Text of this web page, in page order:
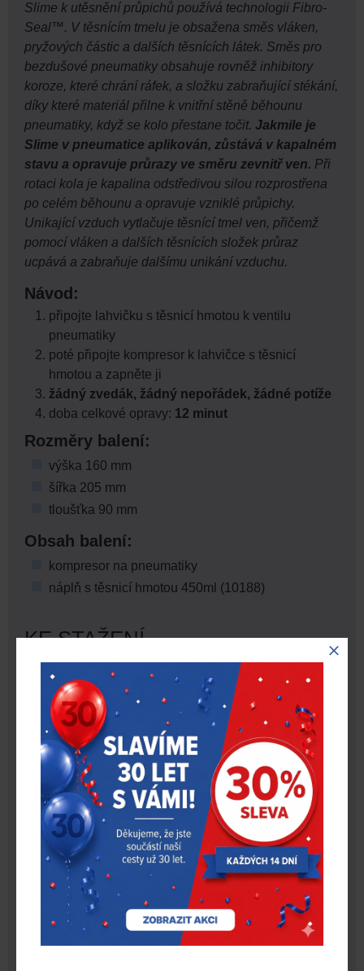
Slime k utěsnění průpichů používá technologii Fibro-
Seal™. V těsnícím tmelu je obsažena směs vláken,
pryžových částic a dalších těsnících látek. Směs pro
bezdušové pneumatiky obsahuje rovněž inhibitory
koroze, které chrání ráfek, a složku zabraňující stékání,
díky které materiál přilne k vnitřní stěně běhounu
pneumatiky, když se kolo přestane točit. Jakmile je
Slime v pneumatice aplikován, zůstává v kapalném
stavu a opravuje průrazy ve směru zevnitř ven. Při
rotaci kola je kapalina odstředivou silou rozprostřena
po celém běhounu a opravuje vzniklé průpichy.
Unikající vzduch vytlačuje těsnící tmel ven, přičemž
pomocí vláken a dalších těsnících složek průraz
ucpává a zabraňuje dalšímu unikání vzduchu.
Návod:
připojte lahvičku s těsnicí hmotou k ventilu
pneumatiky
poté připojte kompresor k lahvičce s těsnicí
hmotou a zapněte ji
žádný zvedák, žádný nepořádek, žádné potíže
doba celkové opravy: 12 minut
Rozměry balení:
výška 160 mm
šířka 205 mm
tloušťka 90 mm
Obsah balení:
kompresor na pneumatiky
náplň s těsnicí hmotou 450ml (10188)
KE STAŽENÍ
Název souboru Stáhnout
Tabulka Slime – porovnání tmelů
Návod opravná sada SMART REPAIR
PLUS
Tabulka porovnání kompresorů Slime
VIDEO